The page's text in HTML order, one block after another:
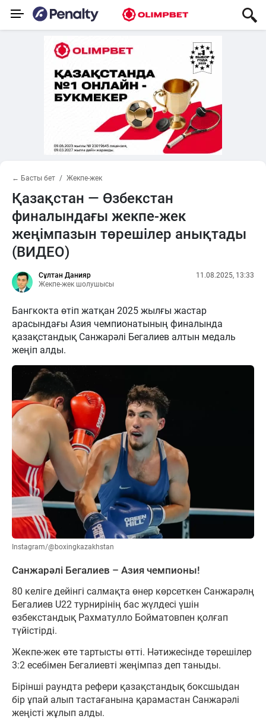
← Басты бет Жекпе-жек
Қазақстан — Өзбекстан
финалындағы жекпе-жек
жеңімпазын төрешілер анықтады
(ВИДЕО)
Сұлтан Данияр
Жекпе-жек шолушысы
11.08.2025, 13:33
Бангкокта өтіп жатқан 2025 жылғы жастар
арасындағы Азия чемпионатының финалында
қазақстандық Санжарәлі Бегалиев алтын медаль
жеңіп алды.
Instagram/@boxingkazakhstan
Санжарәлі Бегалиев – Азия чемпионы!
80 келіге дейінгі салмақта өнер көрсеткен Санжарәлң
Бегалиев U22 турнирінің бас жүлдесі үшін
өзбекстандық Рахматулло Бойматовпен қолғап
түйістірді.
Жекпе-жек өте тартысты өтті. Нәтижесінде төрешілер
3:2 есебімен Бегалиевті жеңімпаз деп таныды.
Бірінші раундта рефери қазақстандық боксшыдан
бір ұпай алып тастағанына қарамастан Санжарәлі
жеңісті жұлып алды.